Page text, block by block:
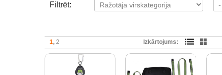
Filtrēt:
1 2 Izkārtojums: